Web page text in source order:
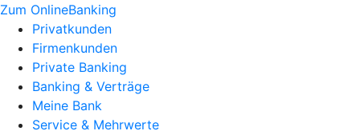
Zum OnlineBanking
Privatkunden
Firmenkunden
Private Banking
Banking & Verträge
Meine Bank
Service & Mehrwerte